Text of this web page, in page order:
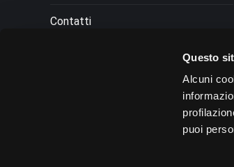
Questo
Alcuni
puoi
Contatti